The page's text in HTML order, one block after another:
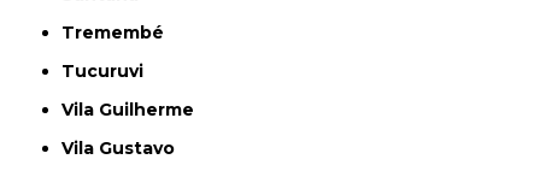
Tremembé
Tucuruvi
Vila Guilherme
Vila Gustavo